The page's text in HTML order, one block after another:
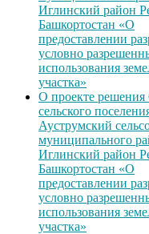
Иглинский район
Башкортостан «О
предоставлении
условно
использования
участка»
О проекте решения
сельского
Ауструмский
муниципального
Иглинский район
Башкортостан «О
предоставлении
условно
использования
участка»